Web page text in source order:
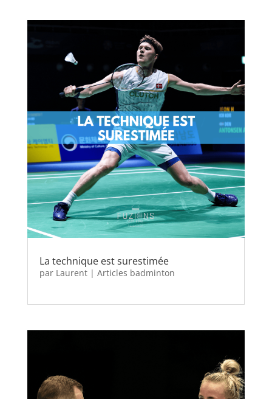
La technique est surestimée
par Laurent| Articles badminton